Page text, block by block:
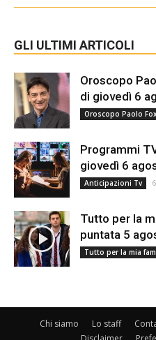
GLI ULTIMI ARTICOLI
Oroscopo
di giovedì 6
Oroscopo Paolo
Programmi
giovedì 6
Anticipazioni Tv
Tutto per la
puntata 5
Tutto per la mia
Chi siamo Lo staff